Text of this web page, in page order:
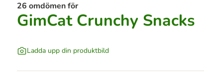
26 omdömen för
GimCat Crunchy Snacks
Ladda upp din produktbild